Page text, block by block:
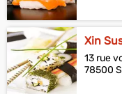
Xin
13 rue
78500